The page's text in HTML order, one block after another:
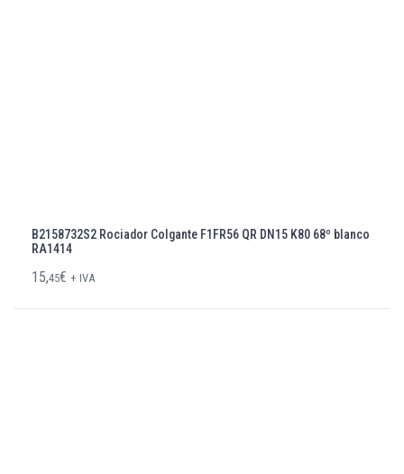
B2158732S2 Rociador Colgante F1FR56 QR DN15 K80 68º blanco
RA1414
15,45€ + IVA